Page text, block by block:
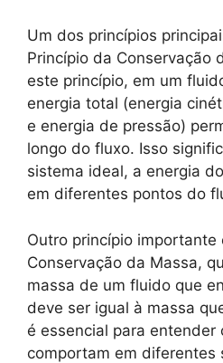
Um dos princípios
Princípio da Conservação
este princípio, em um
energia total (energia
e energia de pressão)
longo do fluxo. Isso
sistema ideal, a energia
em diferentes pontos do
Outro princípio importante
Conservação da Massa,
massa de um fluido que
deve ser igual à massa
é essencial para entender
comportam em diferentes